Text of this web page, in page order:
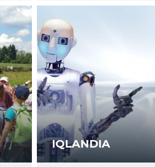
IQLANDIA